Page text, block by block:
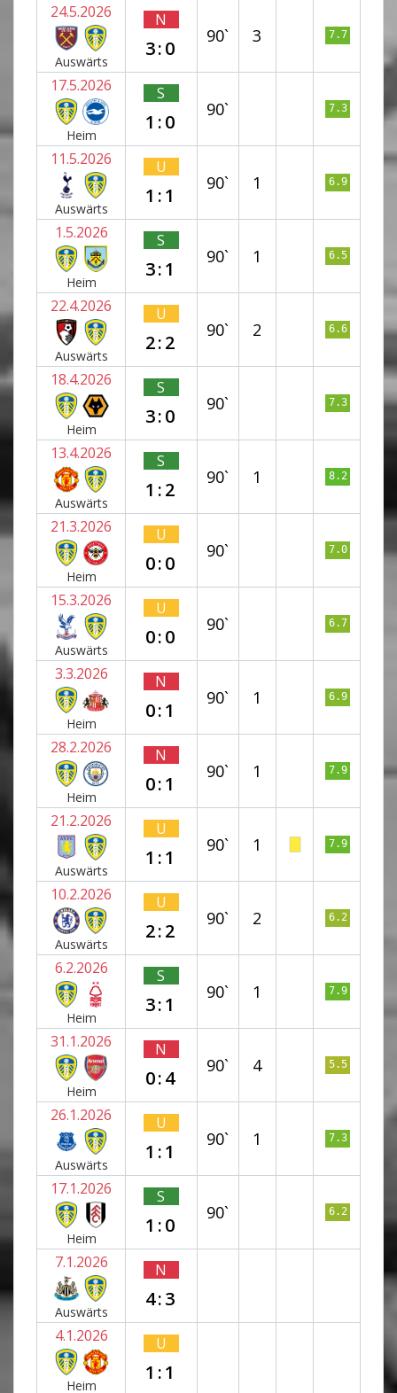
24.5.2026
Auswärts
N
3:0
90` 3 7.7
17.5.2026
Heim
S
1:0
90` 7.3
11.5.2026
Auswärts
U
1:1
90` 1 6.9
1.5.2026
Heim
S
3:1
90` 1 6.5
22.4.2026
Auswärts
U
2:2
90` 2 6.6
18.4.2026
Heim
S
3:0
90` 7.3
13.4.2026
Auswärts
S
1:2
90` 1 8.2
21.3.2026
Heim
U
0:0
90` 7.0
15.3.2026
Auswärts
U
0:0
90` 6.7
3.3.2026
Heim
N
0:1
90` 1 6.9
28.2.2026
Heim
N
0:1
90` 1 7.9
21.2.2026
Auswärts
U
1:1
90` 1 7.9
10.2.2026
Auswärts
U
2:2
90` 2 6.2
6.2.2026
Heim
S
3:1
90` 1 7.9
31.1.2026
Heim
N
0:4
90` 4 5.5
26.1.2026
Auswärts
U
1:1
90` 1 7.3
17.1.2026
Heim
S
1:0
90` 6.2
7.1.2026
Auswärts
N
4:3
4.1.2026
Heim
U
1:1